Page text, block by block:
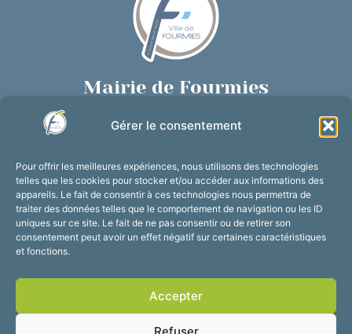
Gérer le consentement
Pour offrir les meilleures expériences, nous utilisons des technologies
telles que les cookies pour stocker et/ou accéder aux informations des
appareils. Le fait de consentir à ces technologies nous permettra de
traiter des données telles que le comportement de navigation ou les ID
uniques sur ce site. Le fait de ne pas consentir ou de retirer son
consentement peut avoir un effet négatif sur certaines caractéristiques
et fonctions.
Accepter
Refuser
Mairie de Fourmies
03 27 59 69 79
Horaires d’ouverture
Du lundi au vendredi :
de 8h30 à 12h et de 13h30 à 17h30
Suivez-nous !
Accessibilité
Mentions légales